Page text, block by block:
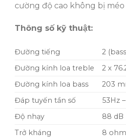
cường độ cao không bị méo
Thông số kỹ thuật:
Đường tiếng
2
Đường kính loa treble
2 x
Đường kính loa bass
203
Đáp tuyến tần số
53Hz
Độ nhạy
88 dB
Trở kháng
8 ohm